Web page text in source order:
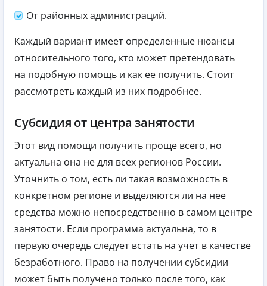
От районных администраций.
Каждый вариант имеет определенные нюансы
относительного того, кто может претендовать
на подобную помощь и как ее получить. Стоит
рассмотреть каждый из них подробнее.
Субсидия от центра занятости
Этот вид помощи получить проще всего, но
актуальна она не для всех регионов России.
Уточнить о том, есть ли такая возможность в
конкретном регионе и выделяются ли на нее
средства можно непосредственно в самом центре
занятости. Если программа актуальна, то в
первую очередь следует встать на учет в качестве
безработного. Право на получении субсидии
может быть получено только после того, как